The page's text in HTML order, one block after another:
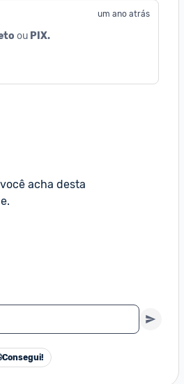
um ano atrás
ou PIX.
acha desta
Consegui!